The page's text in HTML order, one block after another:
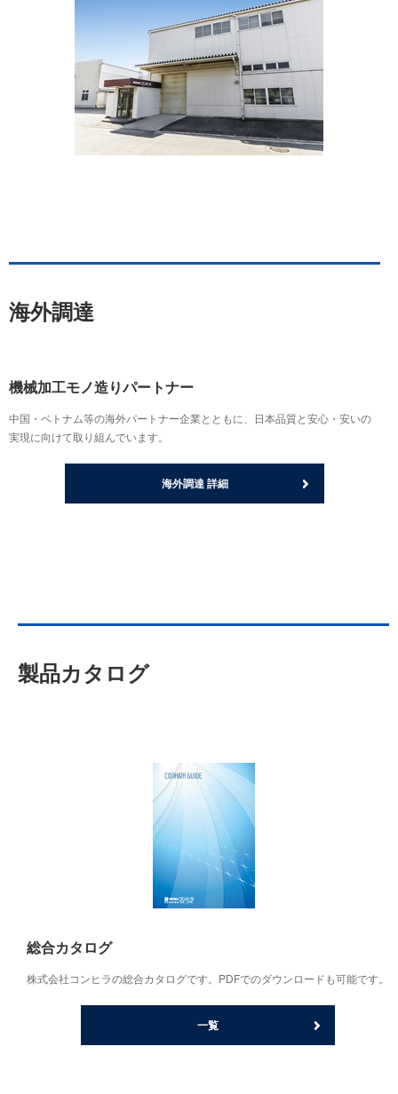
海外調達
機械加工モノ造りパートナー
中国・ベトナム等の海外パートナー企業とともに、日本品質と安心・安いの
実現に向けて取り組んでいます。
海外調達 詳細
製品カタログ
総合カタログ
株式会社コンヒラの総合カタログです。PDFでのダウンロードも可能です。
一覧